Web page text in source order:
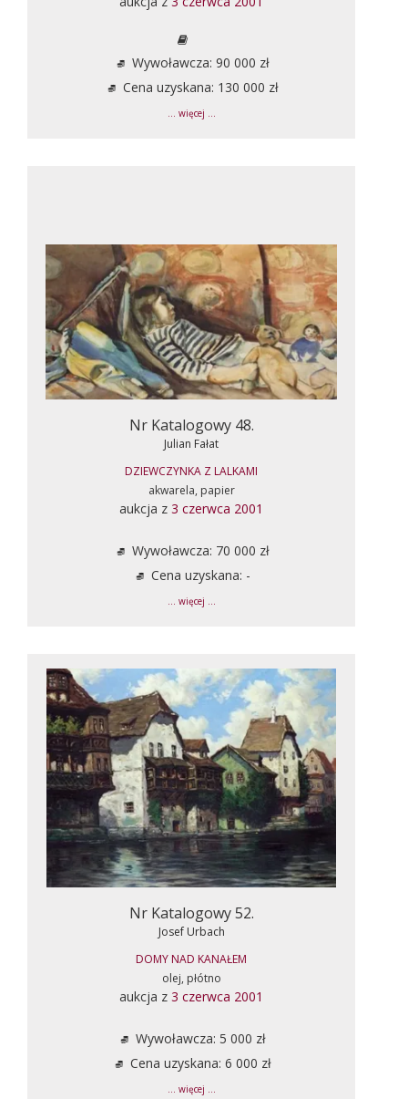
Wywoławcza: 90 000 zł
Cena uzyskana: 130 000 zł
... więcej ...
Nr Katalogowy 48.
Julian Fałat
DZIEWCZYNKA Z LALKAMI
akwarela, papier
aukcja z 3 czerwca 2001
Wywoławcza: 70 000 zł
Cena uzyskana: -
... więcej ...
Nr Katalogowy 52.
Josef Urbach
DOMY NAD KANAŁEM
olej, płótno
aukcja z 3 czerwca 2001
Wywoławcza: 5 000 zł
Cena uzyskana: 6 000 zł
... więcej ...